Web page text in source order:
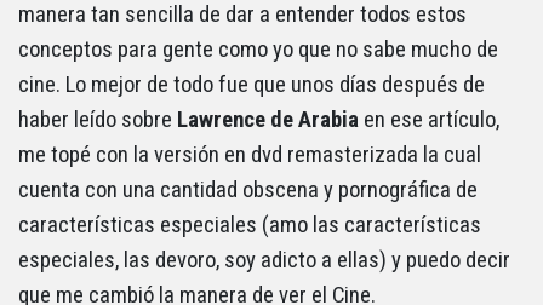
manera tan sencilla de dar a entender todos estos
conceptos para gente como yo que no sabe mucho de
cine. Lo mejor de todo fue que unos días después de
haber leído sobre Lawrence de Arabia en ese artículo,
me topé con la versión en dvd remasterizada la cual
cuenta con una cantidad obscena y pornográfica de
características especiales (amo las características
especiales, las devoro, soy adicto a ellas) y puedo decir
que me cambió la manera de ver el Cine.